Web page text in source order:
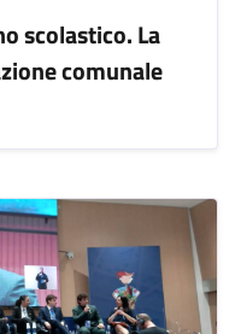
scolastico. La
comunale